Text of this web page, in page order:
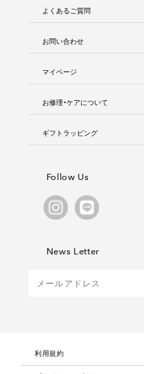
よくあるご質問
お問い合わせ
マイページ
お修理・ケアについて
ギフトラッピング
Follow Us
News Letter
利用規約